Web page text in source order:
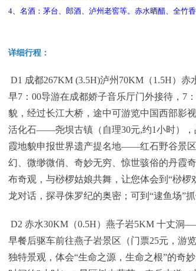
4、名酒：茅台、郎酒、泸州老窖等。赤水晒醋、全竹
详细行程：
D1 成都267KM (3.5H)泸州70KM（
早7：00导游在成都娇子音乐厅门外接待，7
貌，经过长江大桥，途中可游览中国西部影
活化石——尧坝古镇（自理30元,约1小时）
霞地貌申报世界遗产提名地——红石野谷景
幻、微缈微俏、奇妙无穷、惊世骇俗的丹霞
布奇观，与桫椤姑娘共舞，让您体会到“桫
龙对话，探寻侏罗纪的奥密；可到“逮鱼场”
D2 赤水30KM（0.5H）燕子岩5KM 十丈洞
早餐后驱车前往燕子岩景区（门票25元，游
独特景观，体会“生命之源，生命之根”的奇